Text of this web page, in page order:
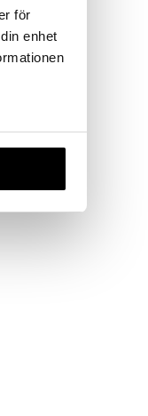
för
enhet